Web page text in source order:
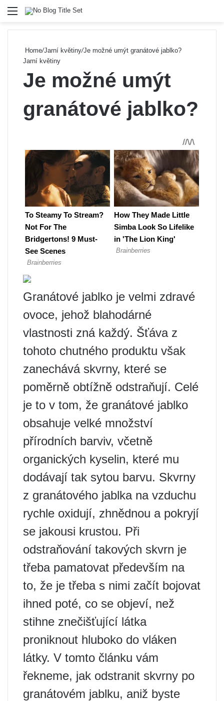
Menu
Home/Jarní květiny/Je možné umýt granátové jablko?
Jarní květiny
Je možné umýt
granátové jablko?
Granátové jablko je velmi zdravé
ovoce, jehož blahodárné
vlastnosti zná každý. Šťáva z
tohoto chutného produktu však
zanechává skvrny, které se
poměrně obtížně odstraňují. Celé
je to v tom, že granátové jablko
obsahuje velké množství
přírodních barviv, včetně
organických kyselin, které mu
dodávají tak sytou barvu. Skvrny
z granátového jablka na vzduchu
rychle oxidují, zhnědnou a pokryjí
se jakousi krustou. Při
odstraňování takových skvrn je
třeba pamatovat především na
to, že je třeba s nimi začít bojovat
ihned poté, co se objeví, než
stihne znečišťující látka
proniknout hluboko do vláken
látky. V tomto článku vám
řekneme, jak odstranit skvrny po
granátovém jablku, aniž byste